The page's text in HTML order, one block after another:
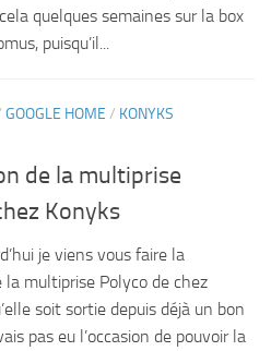
quelques semaines sur la box
puisqu’il...
GOOGLE HOME / KONYKS
de la multiprise
Konyks
je viens vous faire la
multiprise Polyco de chez
soit sortie depuis déjà un bon
pas eu l’occasion de pouvoir la